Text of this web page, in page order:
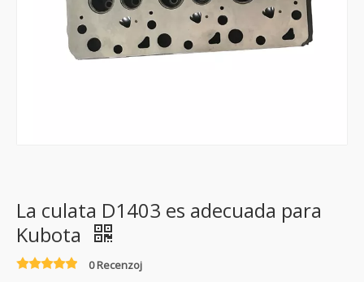
La culata D1403 es adecuada para
Kubota
0 Recenzoj